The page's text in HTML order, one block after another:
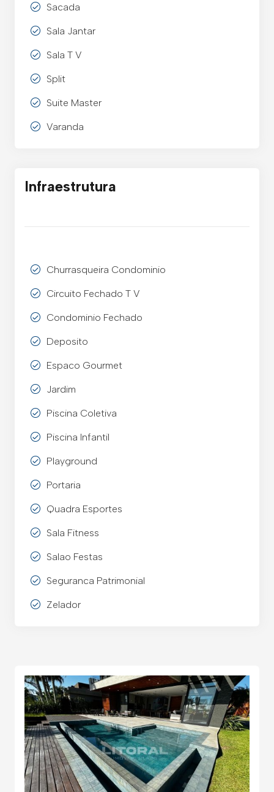
Sacada
Sala Jantar
Sala T V
Split
Suite Master
Varanda
Infraestrutura
Churrasqueira Condominio
Circuito Fechado T V
Condominio Fechado
Deposito
Espaco Gourmet
Jardim
Piscina Coletiva
Piscina Infantil
Playground
Portaria
Quadra Esportes
Sala Fitness
Salao Festas
Seguranca Patrimonial
Zelador